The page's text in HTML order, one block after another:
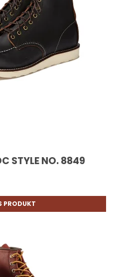
STYLE NO. 8849
PRODUKT